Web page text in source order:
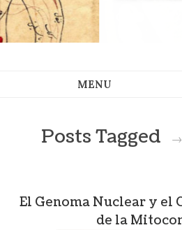
Posts Tagged →
El Genoma Nuclear y el
de la